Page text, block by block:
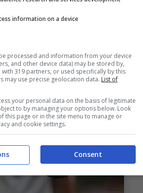
information on a device
processed and information from your device
and other device data) may be stored by,
319 partners, or used specifically by this
may use precise geolocation data. List of
your personal data on the basis of legitimate
to by managing your options below. Look
this page or in the site menu to manage or
and cookie settings.
Consent